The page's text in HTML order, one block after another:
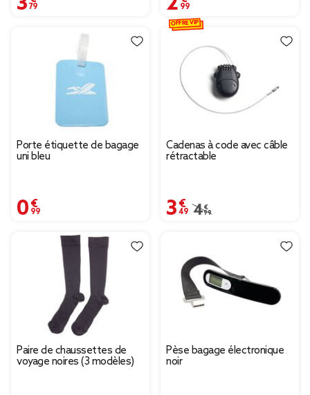
Porte étiquette de bagage
uni bleu
0,99 €
Cadenas à code avec câble
rétractable
3,49 €
Prix remisé de 4,99 €
4,99 €
OFFRE VIP
Paire de chaussettes de
voyage noires (3 modèles)
Pèse bagage électronique
noir